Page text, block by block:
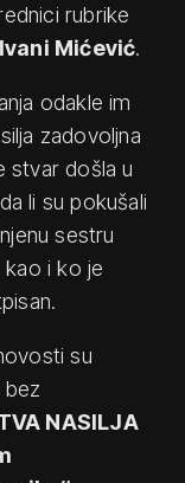
rubrike
Ivani Mićević.
odakle im
zadovoljna
stvar došla u
li su pokušali
sestru
kao i ko je
su
bez
NASILJA